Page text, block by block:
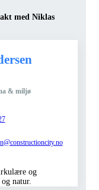
med Niklas
& miljø
og
natur.